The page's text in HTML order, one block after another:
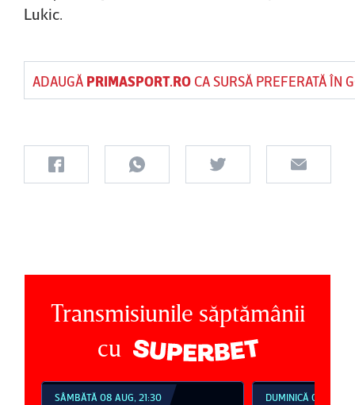
Lukic.
ADAUGĂ PRIMASPORT.ROCA SURSĂ PREFERATĂ ÎN
Transmisiunile săptămânii
cu
SÂMBĂTĂ 08 AUG, 21:30 DUMINICĂ 09 AUG,